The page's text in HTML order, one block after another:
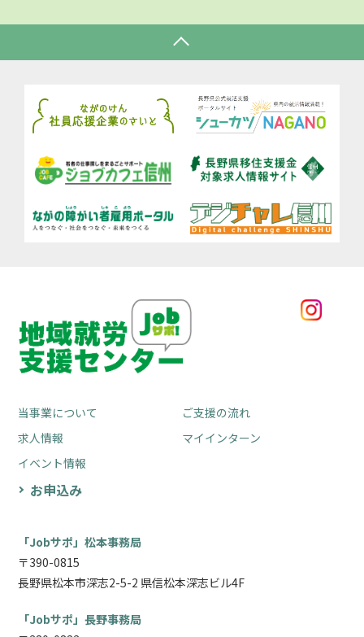
当事業について
ご支援の流れ
求人情報
マイインターン
イベント情報
お申込み
「Jobサポ」松本事務局
〒390-0815
長野県松本市深志2-5-2 県信松本深志ビル4F
「Jobサポ」長野事務局